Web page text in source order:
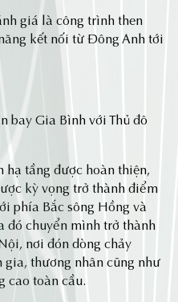
giá là công trình then
kết nối từ Đông Anh tới
bay Gia Bình với Thủ đô
tầng được hoàn thiện,
kỳ vọng trở thành điểm
phía Bắc sông Hồng và
đó chuyển mình trở thành
nơi đón dòng chảy
gia, thương nhân cũng như
cao toàn cầu.